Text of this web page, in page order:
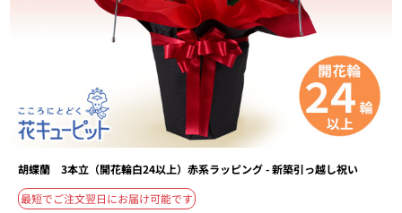
胡蝶蘭 3本立（開花輪白24以上）赤系ラッピング - 新築引っ越し祝い
最短でご注文翌日にお届け可能です